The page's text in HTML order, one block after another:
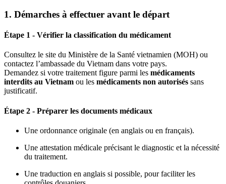
1. Démarches à effectuer avant le départ
Étape 1 - Vérifier la classification du médicament
Consultez le site du Ministère de la Santé vietnamien (MOH) ou
contactez l’ambassade du Vietnam dans votre pays.
Demandez si votre traitement figure parmi les médicaments
interdits au Vietnam ou les médicaments non autorisés sans
justificatif.
Étape 2 - Préparer les documents médicaux
Une ordonnance originale (en anglais ou en français).
Une attestation médicale précisant le diagnostic et la nécessité
du traitement.
Une traduction en anglais si possible, pour faciliter les